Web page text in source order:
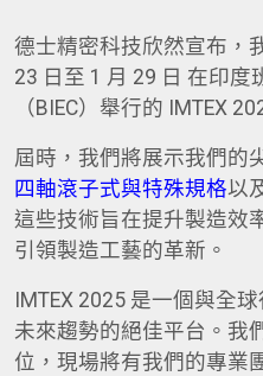
德士精密科技欣然宣布，
23 日至 1 月 29 日 在印
（BIEC）舉行的 IMTEX
屆時，我們將展示我們的
四軸滾子式與特殊規格以
這些技術旨在提升製造效
引領製造工藝的革新。
IMTEX 2025 是一個與全
未來趨勢的絕佳平台。我
位，現場將有我們的專業